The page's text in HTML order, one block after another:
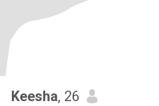
Keesha, 26